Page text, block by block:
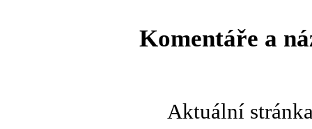
Komentáře a
Aktuální